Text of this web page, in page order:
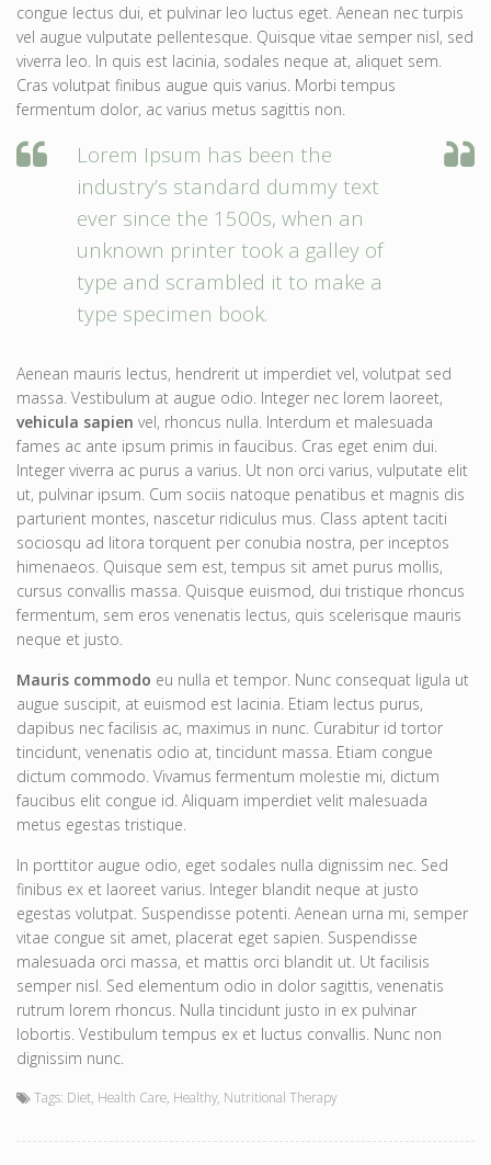
congue lectus dui, et pulvinar leo luctus eget. Aenean nec turpis
vel augue vulputate pellentesque. Quisque vitae semper nisl, sed
viverra leo. In quis est lacinia, sodales neque at, aliquet sem.
Cras volutpat finibus augue quis varius. Morbi tempus
fermentum dolor, ac varius metus sagittis non.
Lorem Ipsum has been the
industry’s standard dummy text
ever since the 1500s, when an
unknown printer took a galley of
type and scrambled it to make a
type specimen book.
Aenean mauris lectus, hendrerit ut imperdiet vel, volutpat sed
massa. Vestibulum at augue odio. Integer nec lorem laoreet,
vehicula sapien vel, rhoncus nulla. Interdum et malesuada
fames ac ante ipsum primis in faucibus. Cras eget enim dui.
Integer viverra ac purus a varius. Ut non orci varius, vulputate elit
ut, pulvinar ipsum. Cum sociis natoque penatibus et magnis dis
parturient montes, nascetur ridiculus mus. Class aptent taciti
sociosqu ad litora torquent per conubia nostra, per inceptos
himenaeos. Quisque sem est, tempus sit amet purus mollis,
cursus convallis massa. Quisque euismod, dui tristique rhoncus
fermentum, sem eros venenatis lectus, quis scelerisque mauris
neque et justo.
Mauris commodo eu nulla et tempor. Nunc consequat ligula ut
augue suscipit, at euismod est lacinia. Etiam lectus purus,
dapibus nec facilisis ac, maximus in nunc. Curabitur id tortor
tincidunt, venenatis odio at, tincidunt massa. Etiam congue
dictum commodo. Vivamus fermentum molestie mi, dictum
faucibus elit congue id. Aliquam imperdiet velit malesuada
metus egestas tristique.
In porttitor augue odio, eget sodales nulla dignissim nec. Sed
finibus ex et laoreet varius. Integer blandit neque at justo
egestas volutpat. Suspendisse potenti. Aenean urna mi, semper
vitae congue sit amet, placerat eget sapien. Suspendisse
malesuada orci massa, et mattis orci blandit ut. Ut facilisis
semper nisl. Sed elementum odio in dolor sagittis, venenatis
rutrum lorem rhoncus. Nulla tincidunt justo in ex pulvinar
lobortis. Vestibulum tempus ex et luctus convallis. Nunc non
dignissim nunc.
Tags: Diet Health Care Healthy, Nutritional Therapy